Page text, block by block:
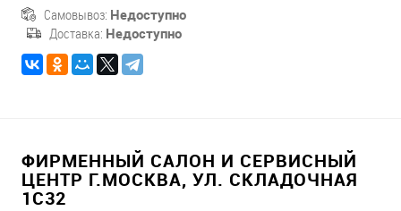
Самовывоз: Недоступно
Доставка: Недоступно
ФИРМЕННЫЙ САЛОН И СЕРВИСНЫЙ
ЦЕНТР Г.МОСКВА, УЛ. СКЛАДОЧНАЯ
1С32